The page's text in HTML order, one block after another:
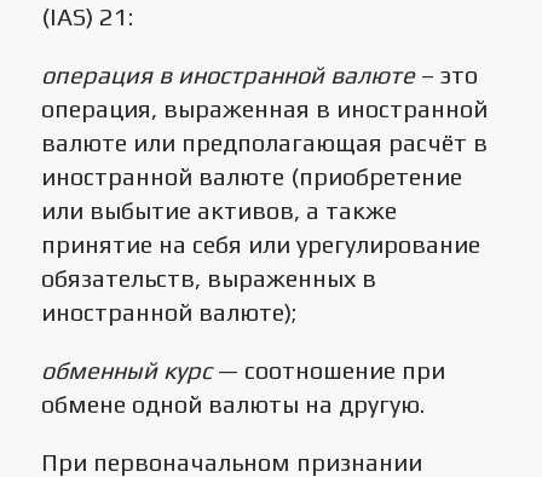
(IAS) 21:
операцияв иностранной валюте– это
операция, выраженная в иностранной
валюте или предполагающая расчёт в
иностранной валюте (приобретение
или выбытие активов, а также
принятие на себя или урегулирование
обязательств, выраженных в
иностранной валюте);
обменный курс— соотношение при
обмене одной валюты на другую.
При первоначальном признании